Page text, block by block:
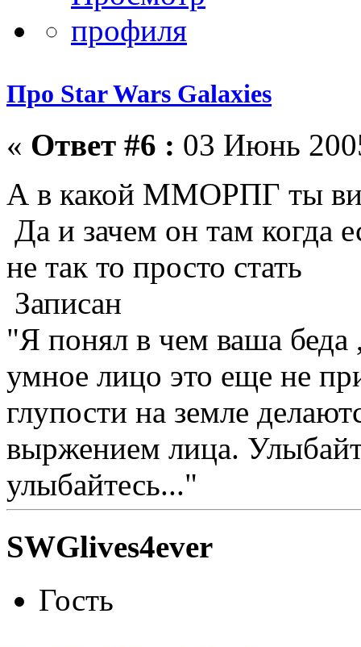
Про Star Wars Galaxies
« Ответ #6 : 03 Июнь
А в какой ММОРПГ ты
Да и зачем он там когда
не так то просто стать
Записан
"Я понял в чем ваша
умное лицо это еще не
глупости на земле
выржением лица.
улыбайтесь..."
SWGlives4ever
Гость